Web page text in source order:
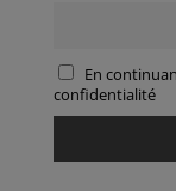
En
confidentialité